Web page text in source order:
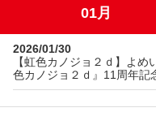
01月
2026/01/30
【虹色カノジョ２ｄ】よ
色カノジョ２ｄ』11周年記